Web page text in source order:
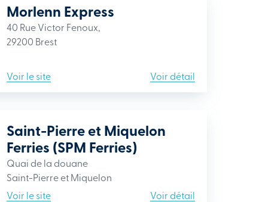
Morlenn Express
40 Rue Victor Fenoux,
29200 Brest
Voir le site Voir détail
Saint-Pierre et Miquelon
Ferries (SPM Ferries)
Quai de la douane
Saint-Pierre et Miquelon
Voir le site
Voir détail